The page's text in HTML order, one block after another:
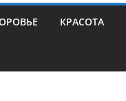
КРАСОТА